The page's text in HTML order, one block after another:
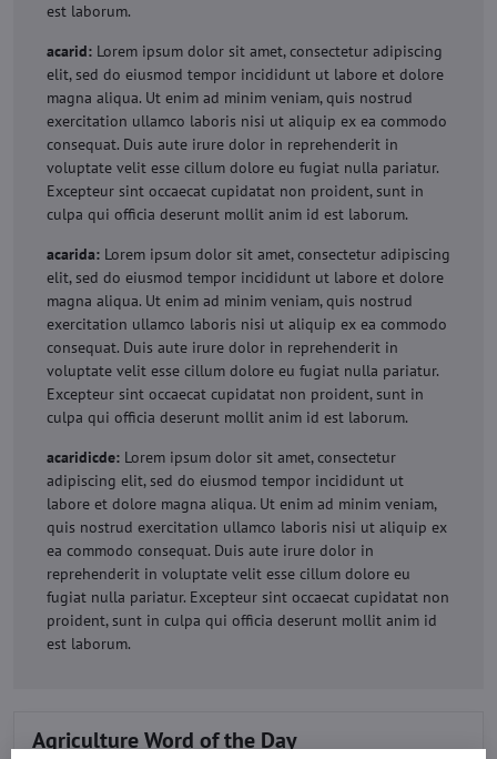
est laborum.
acarid: Lorem ipsum dolor sit amet, consectetur adipiscing
elit, sed do eiusmod tempor incididunt ut labore et dolore
magna aliqua. Ut enim ad minim veniam, quis nostrud
exercitation ullamco laboris nisi ut aliquip ex ea commodo
consequat. Duis aute irure dolor in reprehenderit in
voluptate velit esse cillum dolore eu fugiat nulla pariatur.
Excepteur sint occaecat cupidatat non proident, sunt in
culpa qui officia deserunt mollit anim id est laborum.
acarida: Lorem ipsum dolor sit amet, consectetur adipiscing
elit, sed do eiusmod tempor incididunt ut labore et dolore
magna aliqua. Ut enim ad minim veniam, quis nostrud
exercitation ullamco laboris nisi ut aliquip ex ea commodo
consequat. Duis aute irure dolor in reprehenderit in
voluptate velit esse cillum dolore eu fugiat nulla pariatur.
Excepteur sint occaecat cupidatat non proident, sunt in
culpa qui officia deserunt mollit anim id est laborum.
acaridicde: Lorem ipsum dolor sit amet, consectetur
adipiscing elit, sed do eiusmod tempor incididunt ut
labore et dolore magna aliqua. Ut enim ad minim veniam,
quis nostrud exercitation ullamco laboris nisi ut aliquip ex
ea commodo consequat. Duis aute irure dolor in
reprehenderit in voluptate velit esse cillum dolore eu
fugiat nulla pariatur. Excepteur sint occaecat cupidatat non
proident, sunt in culpa qui officia deserunt mollit anim id
est laborum.
Agriculture Word of the Day